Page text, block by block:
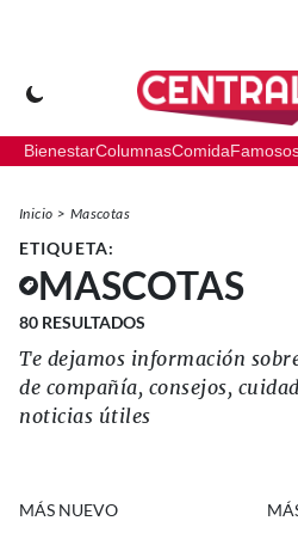
BienestarColumnasComida
Inicio Mascotas
ETIQUETA:
MASCOTAS
80 RESULTADOS
Te dejamos información
de compañía, consejos,
noticias útiles
MÁS NUEVO